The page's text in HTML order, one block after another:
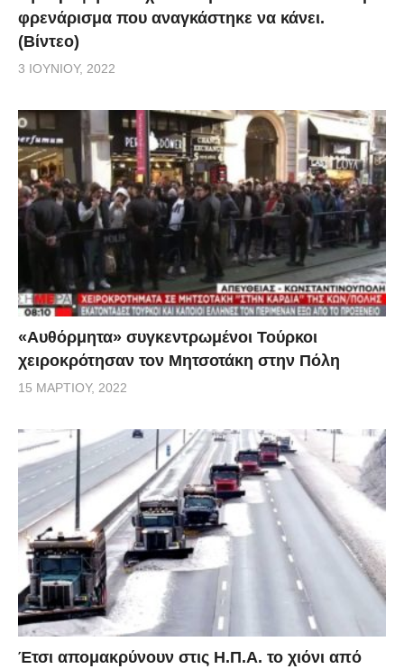
φρενάρισμα που αναγκάστηκε να κάνει.
(Βίντεο)
3 ΙΟΥΝΊΟΥ, 2022
«Αυθόρμητα» συγκεντρωμένοι Τούρκοι
χειροκρότησαν τον Μητσοτάκη στην Πόλη
15 ΜΑΡΤΊΟΥ, 2022
Έτσι απομακρύνουν στις Η.Π.Α. το χιόνι από